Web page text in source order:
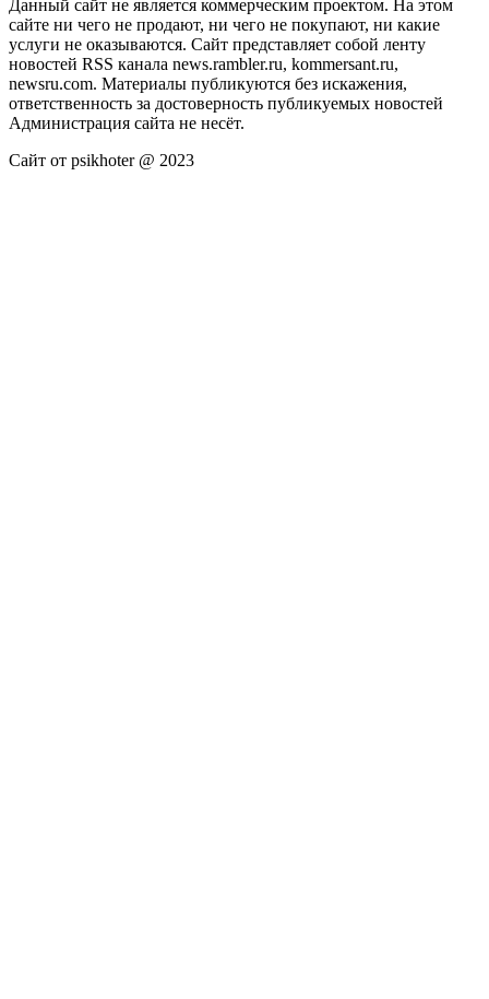
Данный сайт не является коммерческим проектом. На этом
сайте ни чего не продают, ни чего не покупают, ни какие
услуги не оказываются. Сайт представляет собой ленту
новостей RSS канала news.rambler.ru, kommersant.ru,
newsru.com. Материалы публикуются без искажения,
ответственность за достоверность публикуемых новостей
Администрация сайта не несёт.
Сайт от psikhoter @ 2023